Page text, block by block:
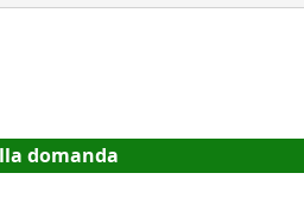
domanda